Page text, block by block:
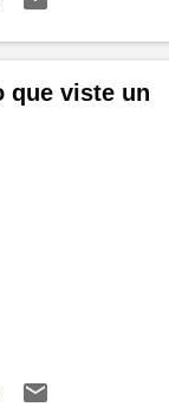
información y fotos
flickr del
que viste un